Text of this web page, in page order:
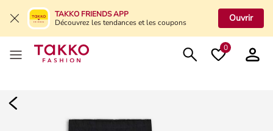
TAKKO FRIENDS APP
Découvrez les tendances et les coupons
Ouvrir
0